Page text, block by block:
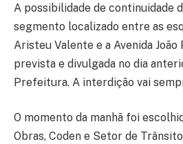
A possibilidade de continuidade
segmento localizado entre as
Aristeu Valente e a Avenida João
prevista e divulgada no dia
Prefeitura. A interdição vai
O momento da manhã foi
Obras, Coden e Setor de